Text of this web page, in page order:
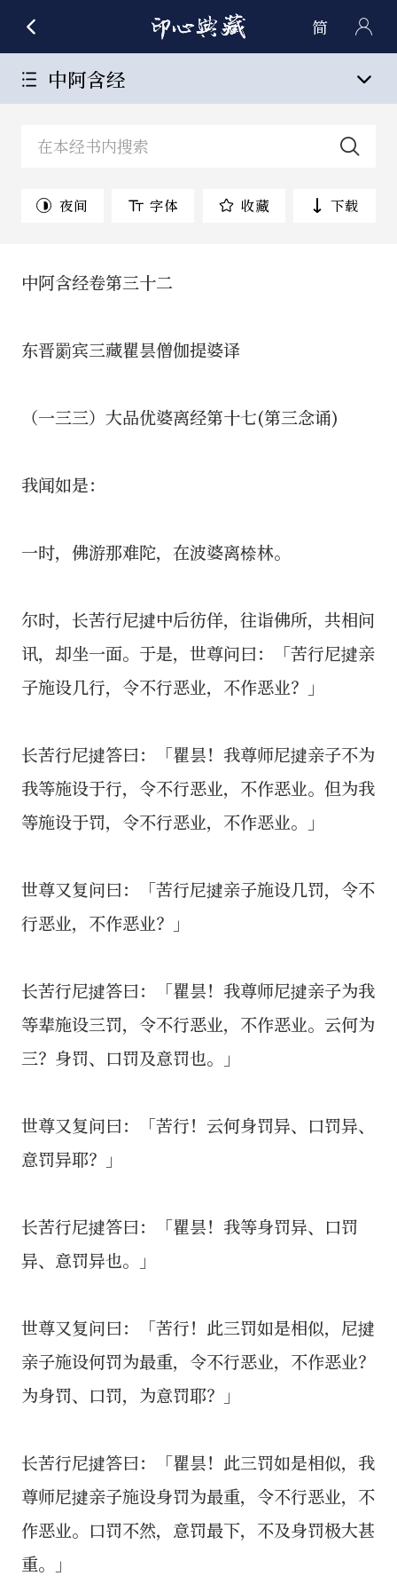
简
中阿含经
夜间 字体 收藏 下载
中阿含经卷第三十二
东晋罽宾三藏瞿昙僧伽提婆译
（一三三）大品优婆离经第十七(第三念诵)
我闻如是：
一时，佛游那难陀，在波婆离㮈林。
尔时，长苦行尼揵中后彷佯，往诣佛所，共相问
讯，却坐一面。于是，世尊问曰：「苦行尼揵亲
子施设几行，令不行恶业，不作恶业？」
长苦行尼揵答曰：「瞿昙！我尊师尼揵亲子不为
我等施设于行，令不行恶业，不作恶业。但为我
等施设于罚，令不行恶业，不作恶业。」
世尊又复问曰：「苦行尼揵亲子施设几罚，令不
行恶业，不作恶业？」
长苦行尼揵答曰：「瞿昙！我尊师尼揵亲子为我
等辈施设三罚，令不行恶业，不作恶业。云何为
三？身罚、口罚及意罚也。」
世尊又复问曰：「苦行！云何身罚异、口罚异、
意罚异耶？」
长苦行尼揵答曰：「瞿昙！我等身罚异、口罚
异、意罚异也。」
世尊又复问曰：「苦行！此三罚如是相似，尼揵
亲子施设何罚为最重，令不行恶业，不作恶业？
为身罚、口罚，为意罚耶？」
长苦行尼揵答曰：「瞿昙！此三罚如是相似，我
尊师尼揵亲子施设身罚为最重，令不行恶业，不
作恶业。口罚不然，意罚最下，不及身罚极大甚
重。」